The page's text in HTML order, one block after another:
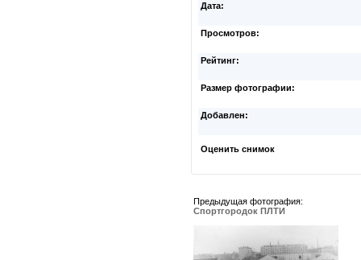
Дата:
Просмотров:
Рейтинг:
Размер фотографии:
Добавлен:
Оценить снимок
Предыдущая фотография:
Спортгородок ПЛТИ